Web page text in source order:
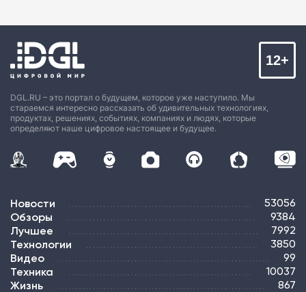
DGL.RU – это портал о будущем, которое уже наступило. Мы
стараемся интересно рассказать об удивительных технологиях,
продуктах, решениях, событиях, компаниях и людях, которые
определяют наше цифровое настоящее и будущее.
12+
Новости 53056
Обзоры 9384
Лучшее 7992
Технологии 3850
Видео 99
Техника 10037
Жизнь 867